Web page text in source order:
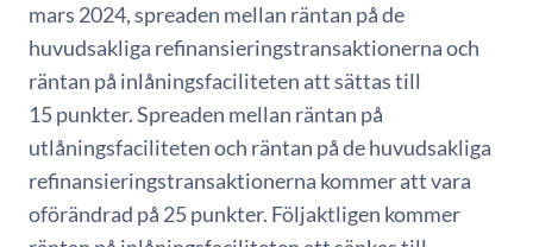
mars 2024, spreaden mellan räntan på de
huvudsakliga refinansieringstransaktionerna och
räntan på inlåningsfaciliteten att sättas till
15 punkter. Spreaden mellan räntan på
utlåningsfaciliteten och räntan på de huvudsakliga
refinansieringstransaktionerna kommer att vara
oförändrad på 25 punkter. Följaktligen kommer